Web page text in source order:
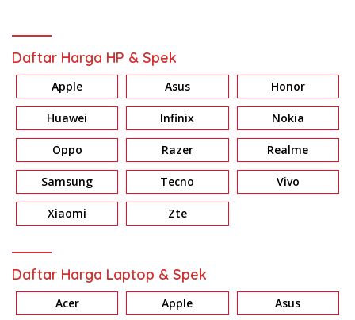
Daftar Harga HP & Spek
Apple Asus Honor
Huawei Infinix Nokia
Oppo Razer Realme
Samsung Tecno Vivo
Xiaomi Zte
Daftar Harga Laptop & Spek
Acer Apple Asus